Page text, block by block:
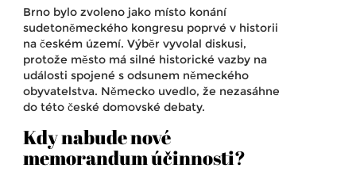
Brno bylo zvoleno jako místo konání
sudetoněmeckého kongresu poprvé v historii
na českém území. Výběr vyvolal diskusi,
protože město má silné historické vazby na
události spojené s odsunem německého
obyvatelstva. Německo uvedlo, že nezasáhne
do této české domovské debaty.
Kdy nabude nové
memorandum účinnosti?